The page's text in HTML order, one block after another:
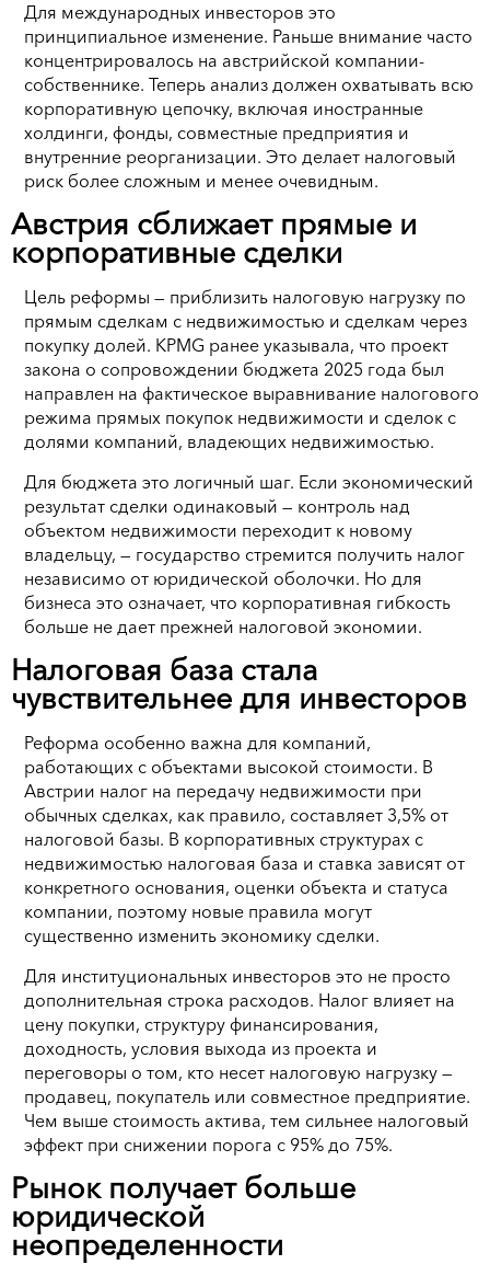
Для международных инвесторов это
принципиальное изменение. Раньше внимание часто
концентрировалось на австрийской компании-
собственнике. Теперь анализ должен охватывать всю
корпоративную цепочку, включая иностранные
холдинги, фонды, совместные предприятия и
внутренние реорганизации. Это делает налоговый
риск более сложным и менее очевидным.
Австрия сближает прямые и
корпоративные сделки
Цель реформы — приблизить налоговую нагрузку по
прямым сделкам с недвижимостью и сделкам через
покупку долей. KPMG ранее указывала, что проект
закона о сопровождении бюджета 2025 года был
направлен на фактическое выравнивание налогового
режима прямых покупок недвижимости и сделок с
долями компаний, владеющих недвижимостью.
Для бюджета это логичный шаг. Если экономический
результат сделки одинаковый — контроль над
объектом недвижимости переходит к новому
владельцу, — государство стремится получить налог
независимо от юридической оболочки. Но для
бизнеса это означает, что корпоративная гибкость
больше не дает прежней налоговой экономии.
Налоговая база стала
чувствительнее для инвесторов
Реформа особенно важна для компаний,
работающих с объектами высокой стоимости. В
Австрии налог на передачу недвижимости при
обычных сделках, как правило, составляет 3,5% от
налоговой базы. В корпоративных структурах с
недвижимостью налоговая база и ставка зависят от
конкретного основания, оценки объекта и статуса
компании, поэтому новые правила могут
существенно изменить экономику сделки.
Для институциональных инвесторов это не просто
дополнительная строка расходов. Налог влияет на
цену покупки, структуру финансирования,
доходность, условия выхода из проекта и
переговоры о том, кто несет налоговую нагрузку —
продавец, покупатель или совместное предприятие.
Чем выше стоимость актива, тем сильнее налоговый
эффект при снижении порога с 95% до 75%.
Рынок получает больше
юридической
неопределенности